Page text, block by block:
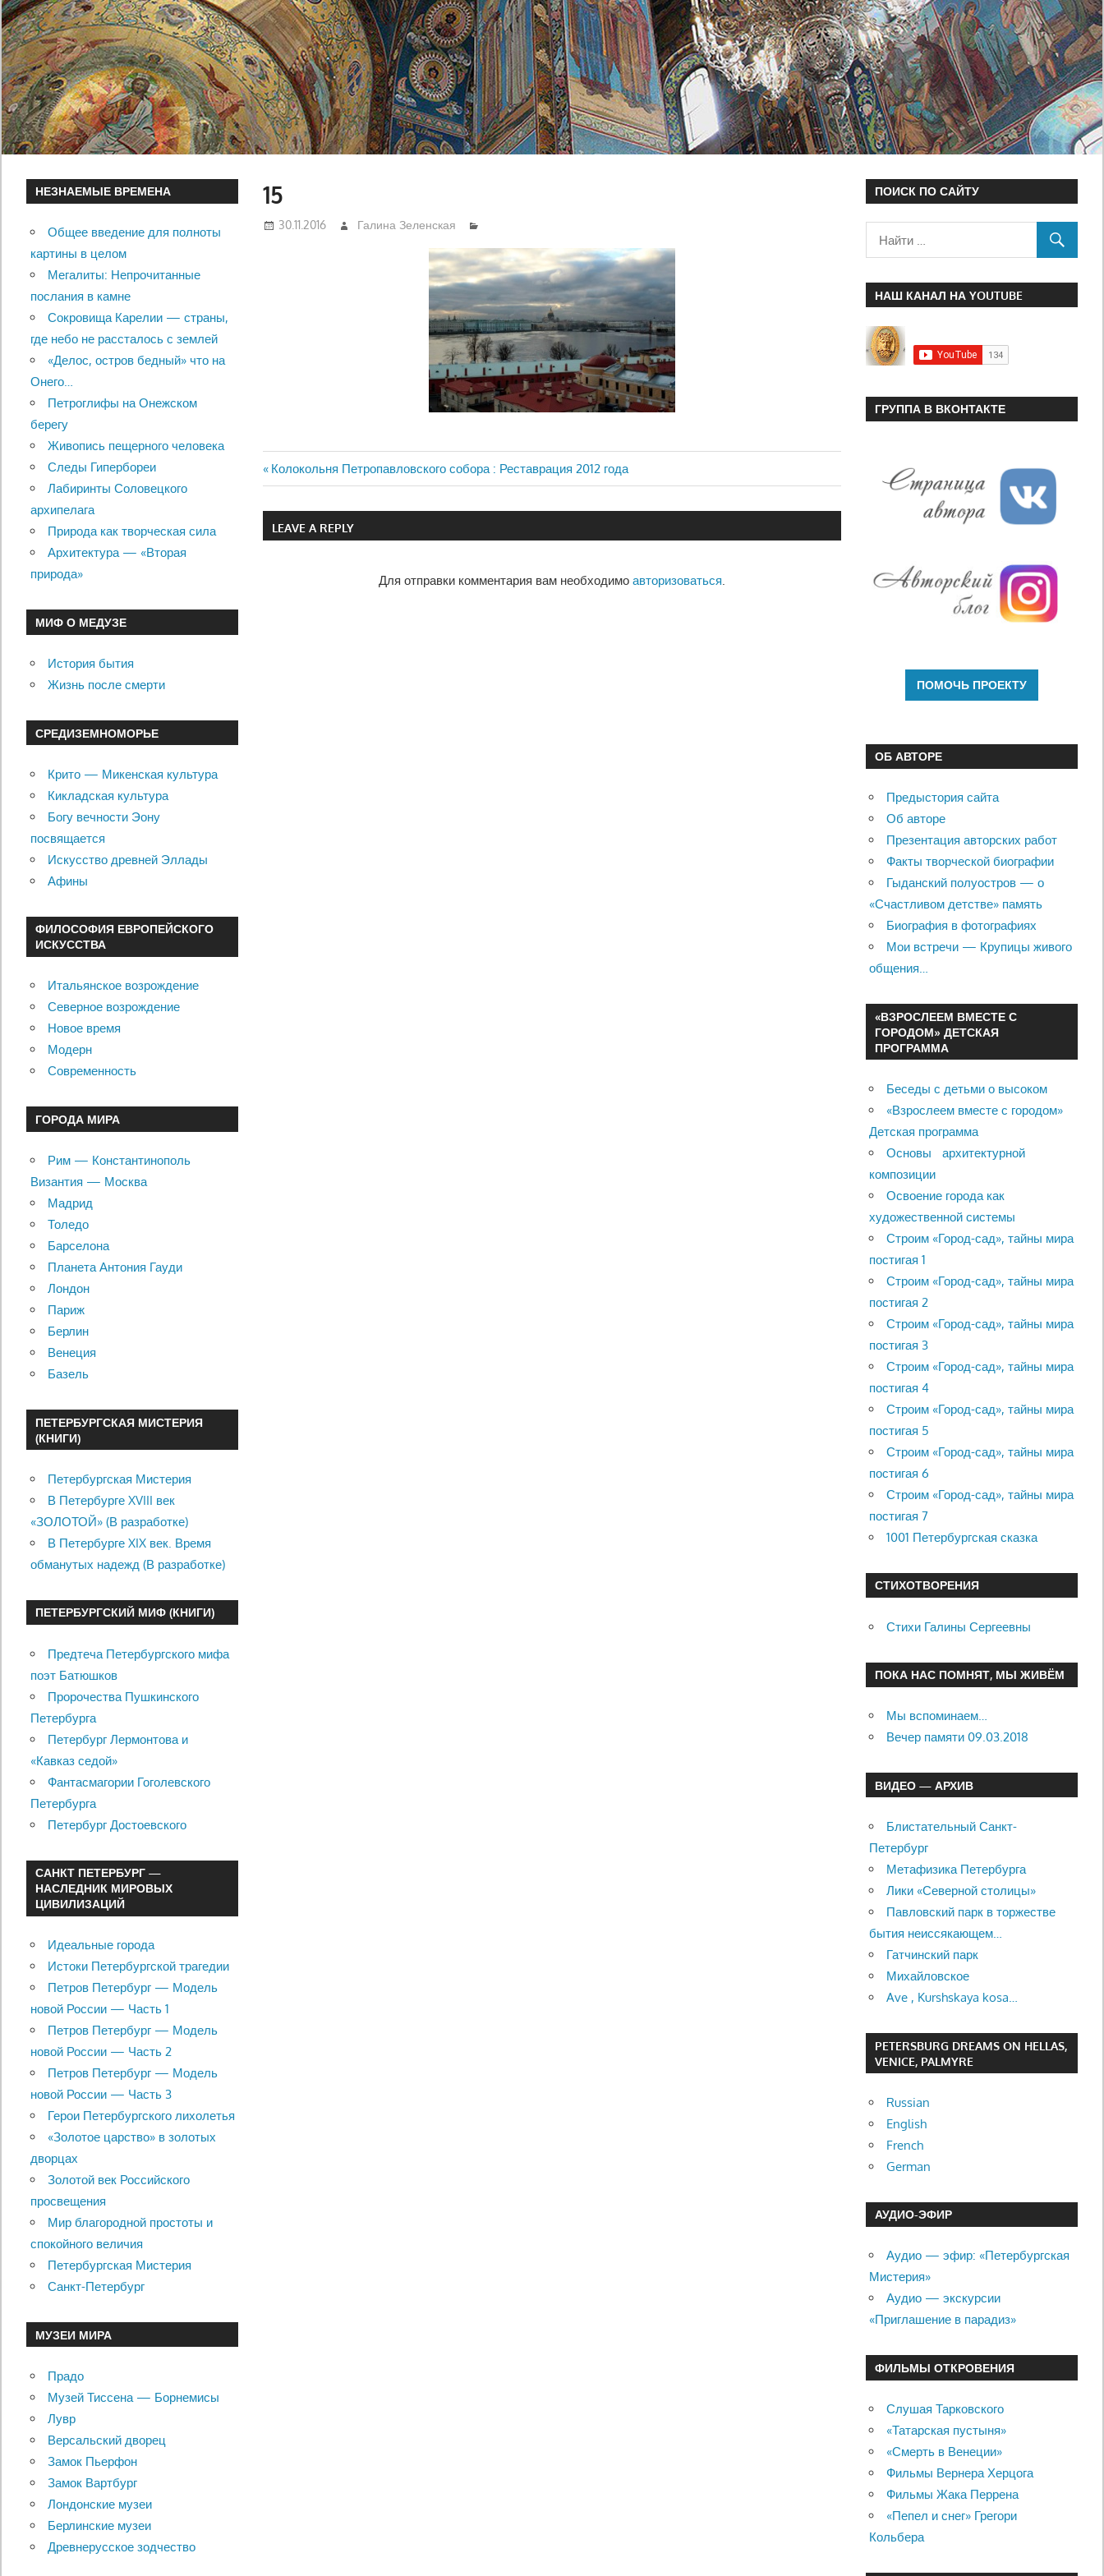
15
30.11.2016 Галина Зеленская
Навигация
по
Previous
Post:
Колокольня Петропавловского собора : Реставрация 2012 года
LEAVE A REPLY
Для отправки комментария вам необходимо авторизоваться.
НЕЗНАЕМЫЕ ВРЕМЕНА
Общее введение для полноты
картины в целом
Мегалиты: Непрочитанные
послания в камне
Сокровища Карелии — страны,
где небо не рассталось с землей
«Делос, остров бедный» что на
Онего…
Петроглифы на Онежском
берегу
Живопись пещерного человека
Следы Гипербореи
Лабиринты Соловецкого
архипелага
Природа как творческая сила
Архитектура — «Вторая
природа»
МИФ О МЕДУЗЕ
История бытия
Жизнь после смерти
СРЕДИЗЕМНОМОРЬЕ
Крито — Микенская культура
Кикладская культура
Богу вечности Эону
посвящается
Искусство древней Эллады
Афины
ФИЛОСОФИЯ ЕВРОПЕЙСКОГО
ИСКУССТВА
Итальянское возрождение
Северное возрождение
Новое время
Модерн
Современность
ГОРОДА МИРА
Рим — Константинополь
Византия — Москва
Мадрид
Толедо
Барселона
Планета Антония Гауди
Лондон
Париж
Берлин
Венеция
Базель
ПЕТЕРБУРГСКАЯ МИСТЕРИЯ
(КНИГИ)
Петербургская Мистерия
В Петербурге XVIII век
«ЗОЛОТОЙ» (В разработке)
В Петербурге XIX век. Время
обманутых надежд (В разработке)
ПЕТЕРБУРГСКИЙ МИФ (КНИГИ)
Предтеча Петербургского мифа
поэт Батюшков
Пророчества Пушкинского
Петербурга
Петербург Лермонтова и
«Кавказ седой»
Фантасмагории Гоголевского
Петербурга
Петербург Достоевского
САНКТ ПЕТЕРБУРГ —
НАСЛЕДНИК МИРОВЫХ
ЦИВИЛИЗАЦИЙ
Идеальные города
Истоки Петербургской трагедии
Петров Петербург — Модель
новой России — Часть 1
Петров Петербург — Модель
новой России — Часть 2
Петров Петербург — Модель
новой России — Часть 3
Герои Петербургского лихолетья
«Золотое царство» в золотых
дворцах
Золотой век Российского
просвещения
Мир благородной простоты и
спокойного величия
Петербургская Мистерия
Санкт-Петербург
МУЗЕИ МИРА
Прадо
Музей Тиссена — Борнемисы
Лувр
Версальский дворец
Замок Пьерфон
Замок Вартбург
Лондонские музеи
Берлинские музеи
Древнерусское зодчество
ПОИСК ПО САЙТУ
НАШ КАНАЛ НА YOUTUBE
ГРУППА В ВКОНТАКТЕ
ОБ АВТОРЕ
Предыстория сайта
Об авторе
Презентация авторских работ
Факты творческой биографии
Гыданский полуостров — о
«Счастливом детстве» память
Биография в фотографиях
Мои встречи — Крупицы живого
общения…
«ВЗРОСЛЕЕМ ВМЕСТЕ С
ГОРОДОМ» ДЕТСКАЯ
ПРОГРАММА
Беседы с детьми о высоком
«Взрослеем вместе с городом»
Детская программа
Основы архитектурной
композиции
Освоение города как
художественной системы
Строим «Город-сад», тайны мира
постигая 1
Строим «Город-сад», тайны мира
постигая 2
Строим «Город-сад», тайны мира
постигая 3
Строим «Город-сад», тайны мира
постигая 4
Строим «Город-сад», тайны мира
постигая 5
Строим «Город-сад», тайны мира
постигая 6
Строим «Город-сад», тайны мира
постигая 7
1001 Петербургская сказка
СТИХОТВОРЕНИЯ
Стихи Галины Сергеевны
ПОКА НАС ПОМНЯТ, МЫ ЖИВЁМ
Мы вспоминаем…
Вечер памяти 09.03.2018
ВИДЕО — АРХИВ
Блистательный Санкт-
Петербург
Метафизика Петербурга
Лики «Северной столицы»
Павловский парк в торжестве
бытия неиссякающем…
Гатчинский парк
Михайловское
Ave , Kurshskaya kosa…
PETERSBURG DREAMS ON HELLAS,
VENICE, PALMYRE
Russian
English
French
German
АУДИО-ЭФИР
Аудио — эфир: «Петербургская
Мистерия»
Аудио — экскурсии
«Приглашение в парадиз»
ФИЛЬМЫ ОТКРОВЕНИЯ
Слушая Тарковского
«Татарская пустыня»
«Смерть в Венеции»
Фильмы Вернера Херцога
Фильмы Жака Перрена
«Пепел и снег» Грегори
Кольбера